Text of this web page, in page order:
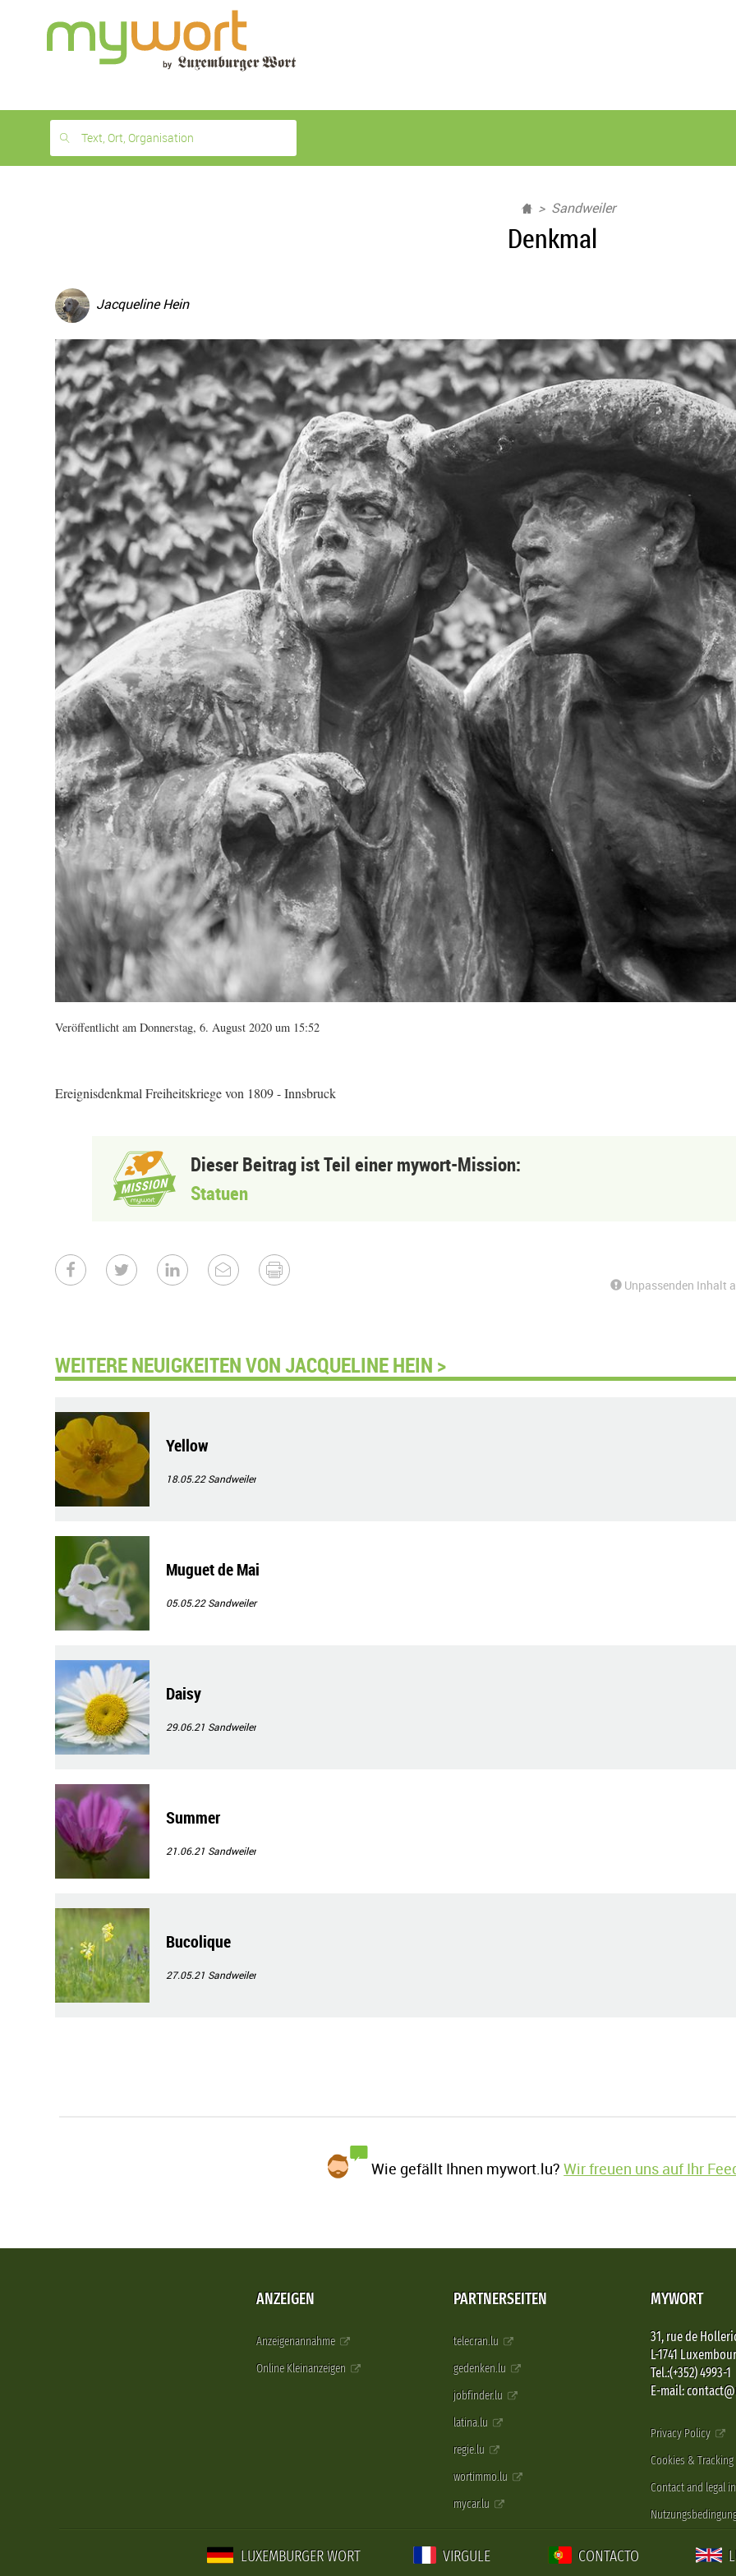
month
free
Text, Ort, Organisation
Sandweiler
Denkmal
Jacqueline Hein
Veröffentlicht am Donnerstag, 6. August 2020 um 15:52
Ereignisdenkmal Freiheitskriege von 1809 - Innsbruck
Dieser Beitrag ist Teil einer mywort-Mission:
Statuen
Unpassenden Inhalt
WEITERE NEUIGKEITEN VON JACQUELINE HEIN >
Yellow
18.05.22Sandweiler
Muguet de Mai
05.05.22Sandweiler
Daisy
29.06.21 Sandweiler
Summer
21.06.21 Sandweiler
Bucolique
27.05.21 Sandweiler
Wie gefällt Ihnen mywort.lu?Wir freuen uns auf Ihr
ANZEIGEN
Anzeigenannahme
Online Kleinanzeigen
PARTNERSEITEN
telecran.lu
gedenken.lu
jobfinder.lu
latina.lu
regie.lu
wortimmo.lu
mycar.lu
MYWORT
31, rue de
L-1741
Tel.:(+352) 4993-1
E-mail:
Privacy Policy
Cookies & Tracking
Contact and legal
LUXEMBURGER WORT VIRGULE CONTACTO